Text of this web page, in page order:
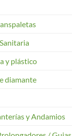
y plástico
diamante
y Andamios